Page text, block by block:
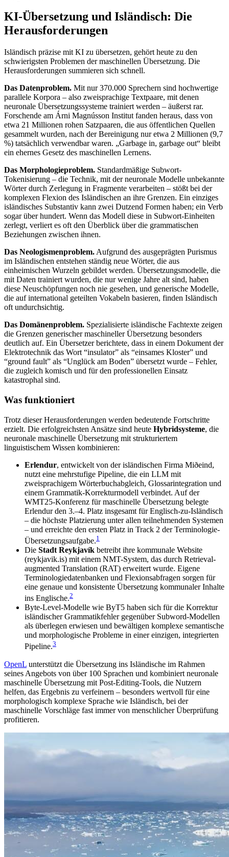
KI-Übersetzung und Isländisch: Die
Herausforderungen
Isländisch präzise mit KI zu übersetzen, gehört heute zu den
schwierigsten Problemen der maschinellen Übersetzung. Die
Herausforderungen summieren sich schnell.
Das Datenproblem. Mit nur 370.000 Sprechern sind hochwertige
parallele Korpora – also zweisprachige Textpaare, mit denen
neuronale Übersetzungssysteme trainiert werden – äußerst rar.
Forschende am Árni Magnússon Institut fanden heraus, dass von
etwa 21 Millionen rohen Satzpaaren, die aus öffentlichen Quellen
gesammelt wurden, nach der Bereinigung nur etwa 2 Millionen (9,7
%) tatsächlich verwendbar waren. „Garbage in, garbage out“ bleibt
ein ehernes Gesetz des maschinellen Lernens.
Das Morphologieproblem. Standardmäßige Subwort-
Tokenisierung – die Technik, mit der neuronale Modelle unbekannte
Wörter durch Zerlegung in Fragmente verarbeiten – stößt bei der
komplexen Flexion des Isländischen an ihre Grenzen. Ein einziges
isländisches Substantiv kann zwei Dutzend Formen haben; ein Verb
sogar über hundert. Wenn das Modell diese in Subwort-Einheiten
zerlegt, verliert es oft den Überblick über die grammatischen
Beziehungen zwischen ihnen.
Das Neologismenproblem. Aufgrund des ausgeprägten Purismus
im Isländischen entstehen ständig neue Wörter, die aus
einheimischen Wurzeln gebildet werden. Übersetzungsmodelle, die
mit Daten trainiert wurden, die nur wenige Jahre alt sind, haben
diese Neuschöpfungen noch nie gesehen, und generische Modelle,
die auf international geteilten Vokabeln basieren, finden Isländisch
oft undurchsichtig.
Das Domänenproblem. Spezialisierte isländische Fachtexte zeigen
die Grenzen generischer maschineller Übersetzung besonders
deutlich auf. Ein Übersetzer berichtete, dass in einem Dokument der
Elektrotechnik das Wort “insulator” als “einsames Kloster” und
“ground fault” als “Unglück am Boden” übersetzt wurde – Fehler,
die zugleich komisch und für den professionellen Einsatz
katastrophal sind.
Was funktioniert
Trotz dieser Herausforderungen werden bedeutende Fortschritte
erzielt. Die erfolgreichsten Ansätze sind heute Hybridsysteme, die
neuronale maschinelle Übersetzung mit strukturiertem
linguistischem Wissen kombinieren:
Erlendur, entwickelt von der isländischen Firma Miðeind,
nutzt eine mehrstufige Pipeline, die ein LLM mit
zweisprachigem Wörterbuchabgleich, Glossarintegration und
einem Grammatik-Korrekturmodell verbindet. Auf der
WMT25-Konferenz für maschinelle Übersetzung belegte
Erlendur den 3.–4. Platz insgesamt für Englisch-zu-Isländisch
– die höchste Platzierung unter allen teilnehmenden Systemen
– und erreichte den ersten Platz in Track 2 der Terminologie-
Übersetzungsaufgabe.1
Die Stadt Reykjavík betreibt ihre kommunale Website
(reykjavik.is) mit einem NMT-System, das durch Retrieval-
augmented Translation (RAT) erweitert wurde. Eigene
Terminologiedatenbanken und Flexionsabfragen sorgen für
eine genaue und konsistente Übersetzung kommunaler Inhalte
ins Englische.2
Byte-Level-Modelle wie ByT5 haben sich für die Korrektur
isländischer Grammatikfehler gegenüber Subword-Modellen
als überlegen erwiesen und bewältigen komplexe semantische
und morphologische Probleme in einer einzigen, integrierten
Pipeline.3
OpenL unterstützt die Übersetzung ins Isländische im Rahmen
seines Angebots von über 100 Sprachen und kombiniert neuronale
maschinelle Übersetzung mit Post-Editing-Tools, die Nutzern
helfen, das Ergebnis zu verfeinern – besonders wertvoll für eine
morphologisch komplexe Sprache wie Isländisch, bei der
maschinelle Vorschläge fast immer von menschlicher Überprüfung
profitieren.